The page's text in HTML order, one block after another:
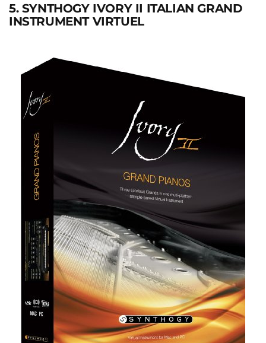
5. SYNTHOGY IVORY II ITALIAN GRAND
INSTRUMENT VIRTUEL